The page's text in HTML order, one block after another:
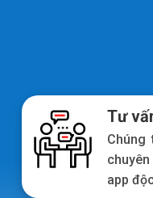
Tư
app